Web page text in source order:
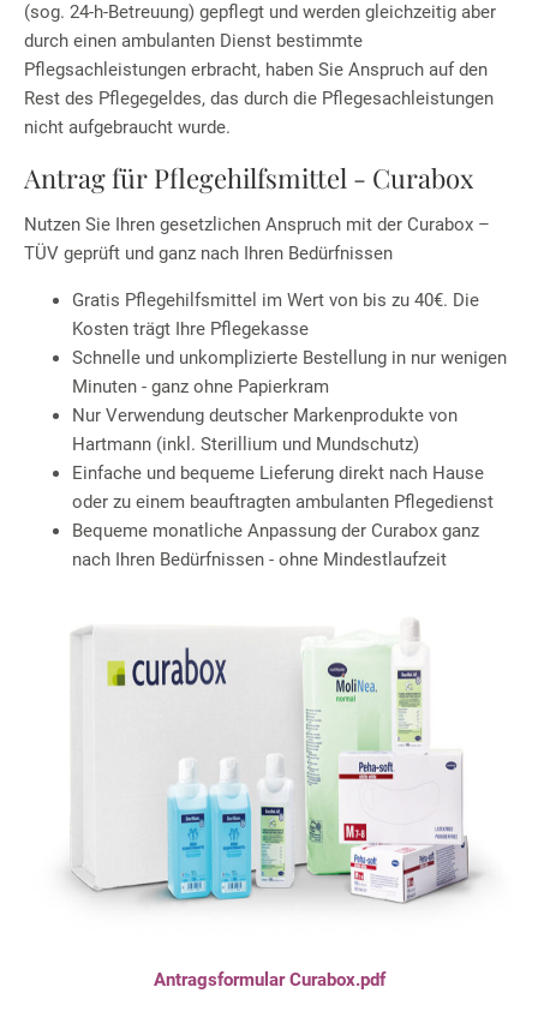
(sog. 24-h-Betreuung) gepflegt und werden gleichzeitig aber
durch einen ambulanten Dienst bestimmte
Pflegsachleistungen erbracht, haben Sie Anspruch auf den
Rest des Pflegegeldes, das durch die Pflegesachleistungen
nicht aufgebraucht wurde.
Antrag für Pflegehilfsmittel - Curabox
Nutzen Sie Ihren gesetzlichen Anspruch mit der Curabox –
TÜV geprüft und ganz nach Ihren Bedürfnissen
Gratis Pflegehilfsmittel im Wert von bis zu 40€. Die
Kosten trägt Ihre Pflegekasse
Schnelle und unkomplizierte Bestellung in nur wenigen
Minuten - ganz ohne Papierkram
Nur Verwendung deutscher Markenprodukte von
Hartmann (inkl. Sterillium und Mundschutz)
Einfache und bequeme Lieferung direkt nach Hause
oder zu einem beauftragten ambulanten Pflegedienst
Bequeme monatliche Anpassung der Curabox ganz
nach Ihren Bedürfnissen - ohne Mindestlaufzeit
Antragsformular Curabox.pdf